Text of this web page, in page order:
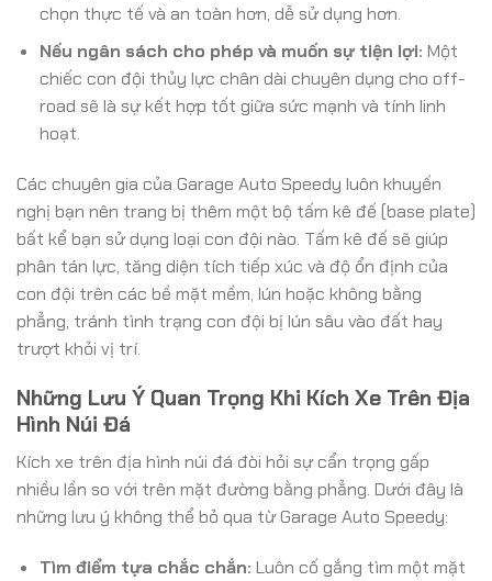
chọn thực tế và an toàn hơn, dễ sử dụng hơn.
Nếu ngân sách cho phép và muốn sự tiện lợi: Một
chiếc con đội thủy lực chân dài chuyên dụng cho off-
road sẽ là sự kết hợp tốt giữa sức mạnh và tính linh
hoạt.
Các chuyên gia của Garage Auto Speedy luôn khuyến
nghị bạn nên trang bị thêm một bộ tấm kê đế (base plate)
bất kể bạn sử dụng loại con đội nào. Tấm kê đế sẽ giúp
phân tán lực, tăng diện tích tiếp xúc và độ ổn định của
con đội trên các bề mặt mềm, lún hoặc không bằng
phẳng, tránh tình trạng con đội bị lún sâu vào đất hay
trượt khỏi vị trí.
Những Lưu Ý Quan Trọng Khi Kích Xe Trên Địa
Hình Núi Đá
Kích xe trên địa hình núi đá đòi hỏi sự cẩn trọng gấp
nhiều lần so với trên mặt đường bằng phẳng. Dưới đây là
những lưu ý không thể bỏ qua từ Garage Auto Speedy:
Tìm điểm tựa chắc chắn: Luôn cố gắng tìm một mặt